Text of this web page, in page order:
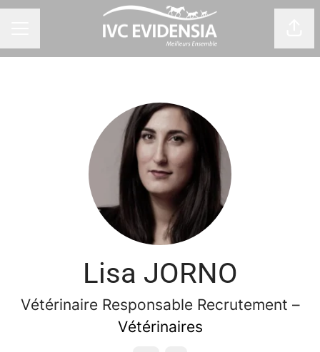
Lisa JORNO
Vétérinaire Responsable Recrutement –
Vétérinaires